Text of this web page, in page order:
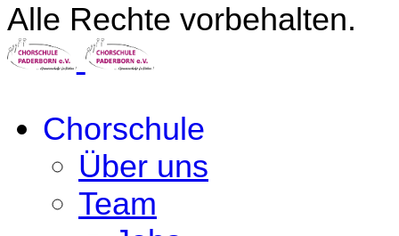
Alle Rechte vorbehalten.
Chorschule
Über uns
Team